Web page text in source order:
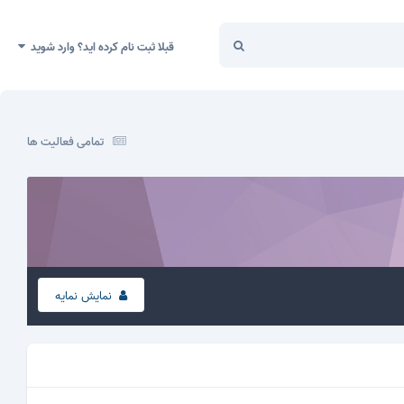
قبلا ثبت نام کرده اید؟ وارد شوید
تمامی فعالیت ها
نمایش نمایه